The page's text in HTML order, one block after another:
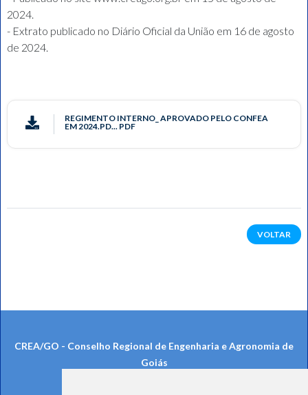
2024.
- Extrato publicado no Diário Oficial da União em 16 de agosto
de 2024.
REGIMENTO INTERNO_ APROVADO PELO CONFEA
EM 2024.PD... PDF
VOLTAR
CREA/GO - Conselho Regional de Engenharia e Agronomia de
Goiás